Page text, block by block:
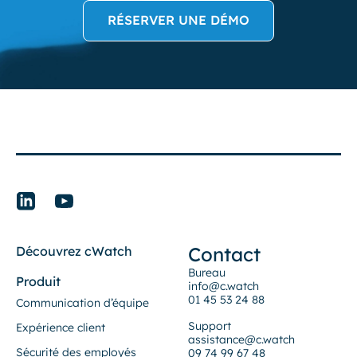
RÉSERVER UNE DÉMO
Découvrez cWatch
Produit
Communication d’équipe
Expérience client
Sécurité des employés
Contact
Bureau
info@c.watch
01 45 53 24 88
Support
assistance@c.watch
09 74 99 67 48